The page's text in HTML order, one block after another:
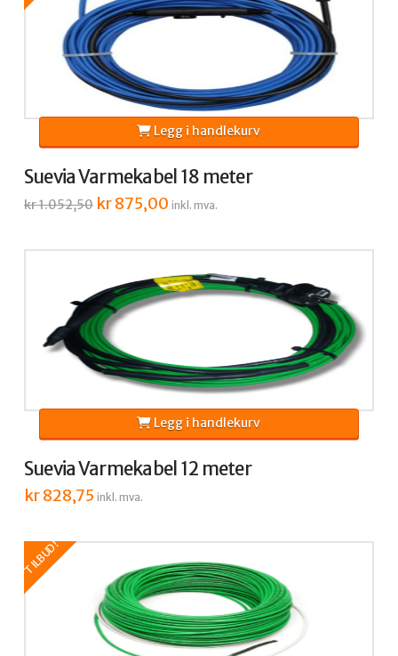
Suevia Varmekabel 18 meter
kr1.052,50 Opprinnelig
pris
kr875,00Nåværende
pris
inkl. mva.
Legg i handlekurv
Suevia Varmekabel 12 meter
kr828,75 inkl. mva.
Legg i handlekurv
TILBUD!